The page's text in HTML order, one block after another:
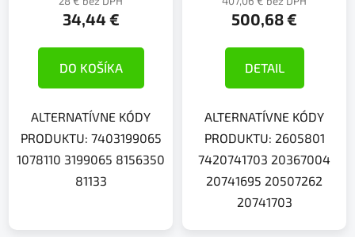
34,44 €
DO KOŠÍKA
ALTERNATÍVNE KÓDY
PRODUKTU: 7403199065
1078110 3199065 8156350
81133
500,68 €
DETAIL
ALTERNATÍVNE KÓDY
PRODUKTU: 2605801
7420741703 20367004
20741695 20507262
20741703